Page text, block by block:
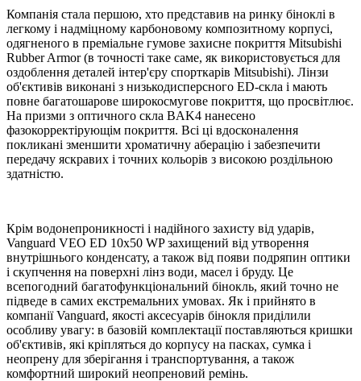
Компанія стала першою, хто представив на ринку біноклі в
легкому і надміцному карбоновому композитному корпусі,
одягненого в преміальне гумове захисне покриття Mitsubishi
Rubber Armor (в точності таке саме, як використовується для
оздоблення деталей інтер'єру спорткарів Mitsubishi). Лінзи
об'єктивів виконані з низькодисперсного ED-скла і мають
повне багатошарове широкосмугове покриття, що просвітлює.
На призми з оптичного скла BAK4 нанесено
фазокорректірующім покриття. Всі ці вдосконалення
покликані зменшити хроматичну аберацію і забезпечити
передачу яскравих і точних кольорів з високою роздільною
здатністю.
Крім водонепроникності і надійного захисту від ударів,
Vanguard VEO ED 10x50 WP захищений від утворення
внутрішнього конденсату, а також від появи подряпин оптики
і скупчення на поверхні лінз води, масел і бруду. Це
всепогодний багатофункціональний бінокль, який точно не
підведе в самих екстремальних умовах. Як і прийнято в
компанії Vanguard, якості аксесуарів бінокля приділили
особливу увагу: в базовій комплектації поставляються кришки
об'єктивів, які кріпляться до корпусу на пасках, сумка і
неопрену для зберігання і транспортування, а також
комфортний широкий неопреновий ремінь.